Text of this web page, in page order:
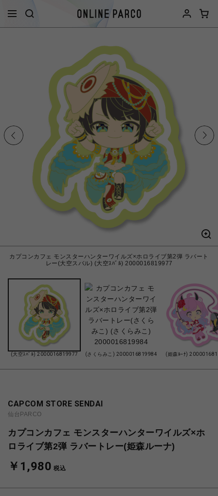
カプコンカフェ モンスターハンターワイルズ×ホロライブ第2弾 ラバート
レー(大空スバル) (大空ｽﾊﾞﾙ) 2000016819977
(大空ｽﾊﾞﾙ) 2000016819977 (さくらみこ) 2000016819984 (姫森ﾙｰﾅ)
CAPCOM STORE SENDAI
仙台PARCO
カプコンカフェ モンスターハンターワイルズ×ホ
ロライブ第2弾 ラバートレー(姫森ルーナ)
￥1,980 税込